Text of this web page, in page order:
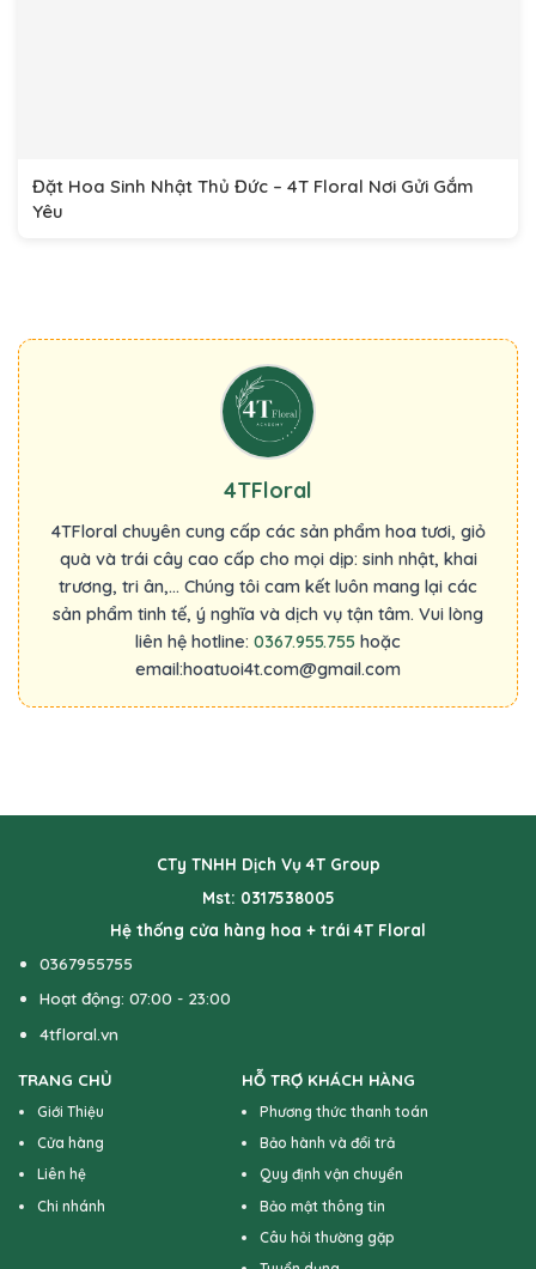
Đặt Hoa Sinh Nhật Thủ Đức – 4T Floral Nơi Gửi Gắm
Yêu
4TFloral
4TFloral chuyên cung cấp các sản phẩm hoa tươi, giỏ
quà và trái cây cao cấp cho mọi dịp: sinh nhật, khai
trương, tri ân,... Chúng tôi cam kết luôn mang lại các
sản phẩm tinh tế, ý nghĩa và dịch vụ tận tâm. Vui lòng
liên hệ hotline: 0367.955.755 hoặc
email:hoatuoi4t.com@gmail.com
CTy TNHH Dịch Vụ 4T Group
Mst: 0317538005
Hệ thống cửa hàng hoa + trái 4T Floral
0367955755
Hoạt động: 07:00 - 23:00
4tfloral.vn
TRANG CHỦ
Giới Thiệu
Cửa hàng
Liên hệ
Chi nhánh
HỖ TRỢ KHÁCH HÀNG
Phương thức thanh toán
Bảo hành và đổi trả
Quy định vận chuyển
Bảo mật thông tin
Câu hỏi thường gặp